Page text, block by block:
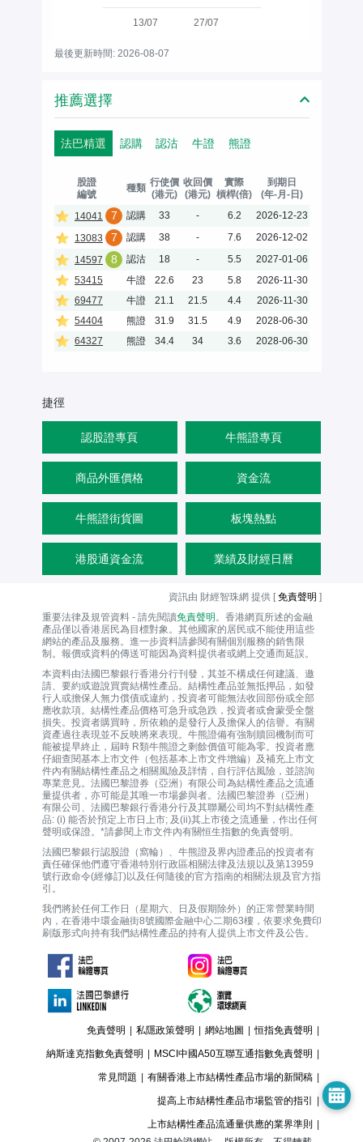
13/07 27/07
最後更新時間: 2026-08-07
推薦選擇
法巴精選 認購 認沽 牛證 熊證
股證
編號
種類 行使價
(港元)
收回價
(港元)
實際
槓桿(倍)
到期日
(年-月-日)
14041
7 認購 33 - 6.2
2026-12-23
13083
7 認購 38 - 7.6
2026-12-02
14597
8 認沽 18 - 5.5
2027-01-06
53415
牛證 22.6 23 5.8
2026-11-30
69477
牛證 21.1 21.5 4.4
2026-11-30
54404
熊證 31.9 31.5 4.9
2028-06-30
64327
熊證 34.4 34 3.6 2028-06-30
捷徑
認股證專頁 牛熊證專頁
商品外匯價格 資金流
牛熊證街貨圖 板塊熱點
港股通資金流 業績及財經日曆
資訊由 財經智珠網 提供 [免責聲明 ]
重要法律及規管資料 - 請先閱讀免責聲明 。香港網頁所述的金融
產品僅以香港居民為目標對象。其他國家的居民或不能使用這些
網站的產品及服務。進一步資料請參閱有關個別服務的銷售限
制。報價或資料的傳送可能因為資料提供者或網上交通而延誤。
本資料由法國巴黎銀行香港分行刊發，其並不構成任何建議、邀
請、要約或遊說買賣結構性產品。結構性產品並無抵押品，如發
行人或擔保人無力償債或違約，投資者可能無法收回部份或全部
應收款項。結構性產品價格可急升或急跌，投資者或會蒙受全盤
損失。投資者購買時，所依賴的是發行人及擔保人的信譽。有關
資產過往表現並不反映將來表現。牛熊證備有強制贖回機制而可
能被提早終止，屆時 R類牛熊證之剩餘價值可能為零。投資者應
仔細查閱基本上市文件（包括基本上市文件增編）及補充上市文
件內有關結構性產品之相關風險及詳情，自行評估風險，並諮詢
專業意見。法國巴黎證券（亞洲）有限公司為結構性產品之流通
量提供者，亦可能是其唯一巿場參與者。法國巴黎證券（亞洲）
有限公司、法國巴黎銀行香港分行及其聯屬公司均不對結構性產
品: (i) 能否於預定上市日上市; 及(ii)其上市後之流通量，作出任何
聲明或保證。*請參閱上市文件內有關恒生指數的免責聲明。
法國巴黎銀行認股證（窩輪）、牛熊證及界內證產品的投資者有
責任確保他們遵守香港特別行政區相關法律及法規以及第13959
號行政命令(經修訂)以及任何隨後的官方指南的相關法規及官方指
引。
我們將於任何工作日（星期六、日及假期除外）的正常營業時間
內，在香港中環金融街8號國際金融中心二期63樓，依要求免費印
刷版形式向持有我們結構性產品的持有人提供上市文件及公告。
免責聲明 | 私隱政策聲明 | 網站地圖 | 恒指免責聲明 |
納斯達克指數免責聲明 | MSCI中國A50互聯互通指數免責聲明 |
常見問題 | 有關香港上市結構性產品市場的新聞稿 |
提高上市結構性產品市場監管的指引 |
上市結構性產品流通量供應的業界準則 |